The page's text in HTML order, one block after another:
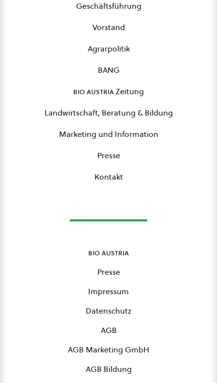
Geschäftsführung
Vorstand
Agrarpolitik
BANG
bio austriaZeitung
Landwirtschaft, Beratung & Bildung
Marketing und Information
Presse
Kontakt
bio austria
Presse
Impressum
Datenschutz
AGB
AGB Marketing GmbH
AGB Bildung